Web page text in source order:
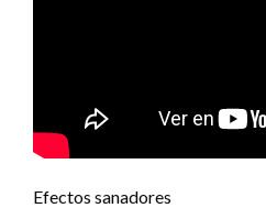
Efectos sanadores